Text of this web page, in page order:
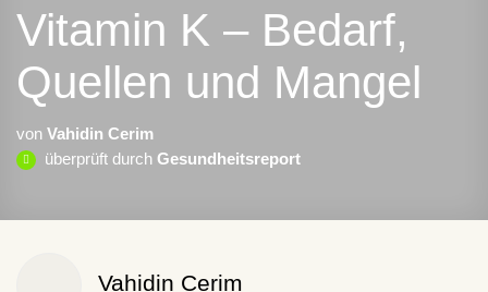
Vitamin K – Bedarf,
Quellen und Mangel
von Vahidin Cerim
überprüft durch Gesundheitsreport
Vahidin Cerim